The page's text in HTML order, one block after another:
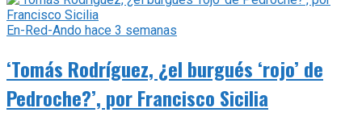
En-Red-Ando hace 3 semanas
‘Tomás Rodríguez, ¿el burgués ‘rojo’ de
Pedroche?’, por Francisco Sicilia